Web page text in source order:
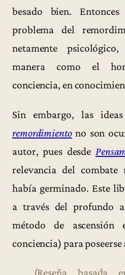
besado bien.
problema del
netamente
manera como el
conciencia, en
Sin embargo, las
remordimientono son
autor, pues desde
relevancia del
había germinado. Este
a través del profundo
método de ascensión
conciencia) para poseerse
(Reseña basada